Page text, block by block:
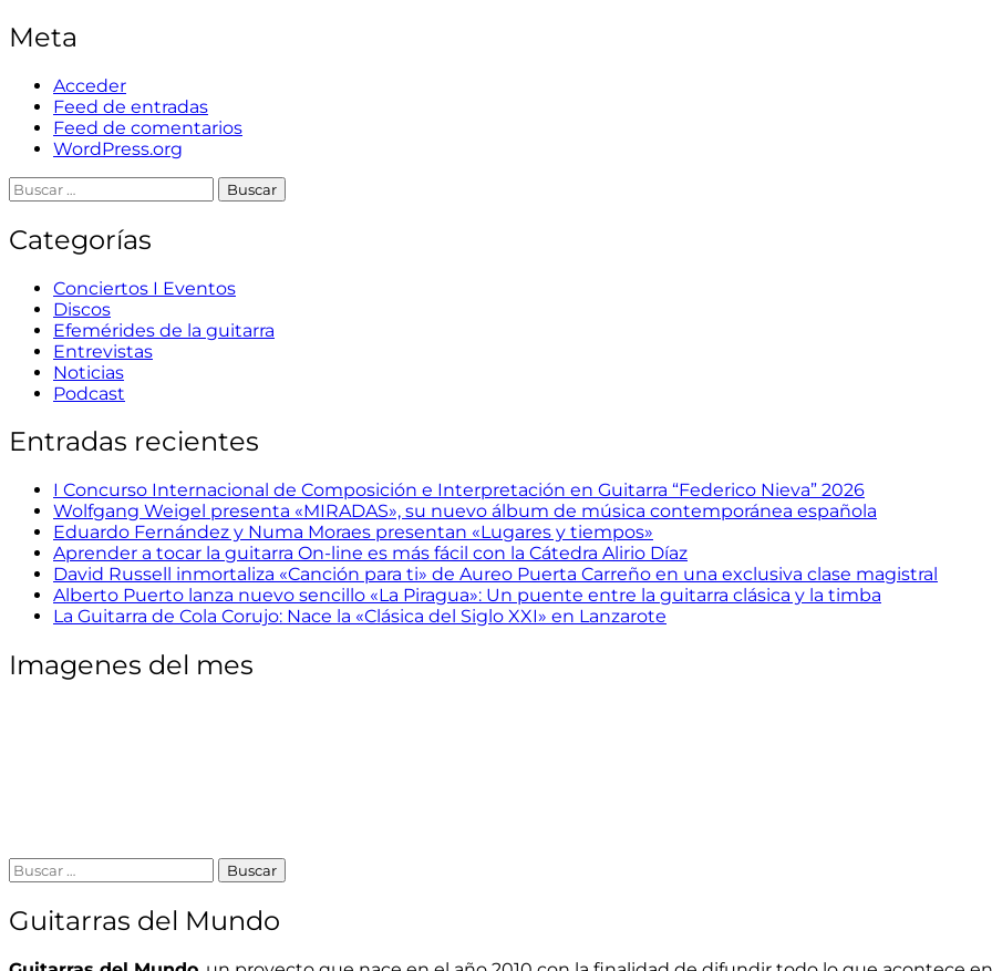
Meta
Acceder
Feed de entradas
Feed de comentarios
WordPress.org
Categorías
Conciertos I Eventos
Discos
Efemérides de la guitarra
Entrevistas
Noticias
Podcast
Entradas recientes
I Concurso Internacional de Composición e Interpretación en Guitarra “Federico Nieva” 2026
Wolfgang Weigel presenta «MIRADAS», su nuevo álbum de música contemporánea española
Eduardo Fernández y Numa Moraes presentan «Lugares y tiempos»
Aprender a tocar la guitarra On-line es más fácil con la Cátedra Alirio Díaz
David Russell inmortaliza «Canción para ti» de Aureo Puerta Carreño en una exclusiva clase magistral
Alberto Puerto lanza nuevo sencillo «La Piragua»: Un puente entre la guitarra clásica y la timba
La Guitarra de Cola Corujo: Nace la «Clásica del Siglo XXI» en Lanzarote
Imagenes del mes
Guitarras del Mundo